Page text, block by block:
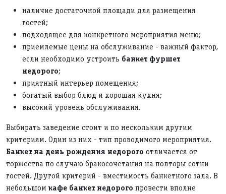
наличие достаточной площади для размещения
гостей;
подходящее для конкретного мероприятия меню;
приемлемые цены на обслуживание - важный фактор,
если необходимо устроить банкет фуршет
недорого;
приятный интерьер помещения;
богатый выбор блюд и хорошая кухня;
высокий уровень обслуживания.
Выбирать заведение стоит и по нескольким другим
критериям. Один из них - тип проводимого мероприятия.
Банкет на день рождения недорого отличается от
торжества по случаю бракосочетания на полторы сотни
гостей. Другой критерий - вместимость банкетного зала. В
небольшом кафе банкет недорого провести вполне